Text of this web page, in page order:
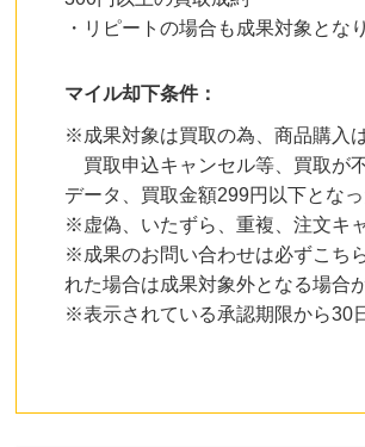
・リピートの場合も成果対象とな
マイル却下条件：
※成果対象は買取の為、商品購入
買取申込キャンセル等、買取が
データ、買取金額299円以下とな
※虚偽、いたずら、重複、注文キ
※成果のお問い合わせは必ずこち
れた場合は成果対象外となる場合
※表示されている承認期限から30